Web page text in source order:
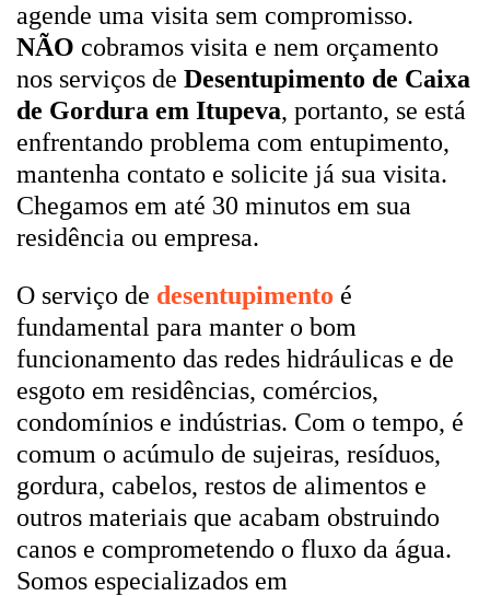
agende uma visita sem compromisso.
NÃO cobramos visita e nem orçamento
nos serviços de Desentupimento de Caixa
de Gordura em Itupeva, portanto, se está
enfrentando problema com entupimento,
mantenha contato e solicite já sua visita.
Chegamos em até 30 minutos em sua
residência ou empresa.
O serviço de desentupimento é
fundamental para manter o bom
funcionamento das redes hidráulicas e de
esgoto em residências, comércios,
condomínios e indústrias. Com o tempo, é
comum o acúmulo de sujeiras, resíduos,
gordura, cabelos, restos de alimentos e
outros materiais que acabam obstruindo
canos e comprometendo o fluxo da água.
Somos especializados em